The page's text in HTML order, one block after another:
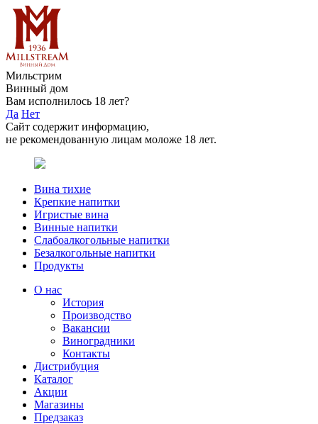
Мильстрим
Винный дом
Вам исполнилось 18 лет?
Да Нет
Сайт содержит информацию,
не рекомендованную лицам моложе 18 лет.
Вина тихие
Крепкие напитки
Игристые вина
Винные напитки
Слабоалкогольные напитки
Безалкогольные напитки
Продукты
О нас
История
Производство
Вакансии
Виноградники
Контакты
Дистрибуция
Каталог
Акции
Магазины
Предзаказ